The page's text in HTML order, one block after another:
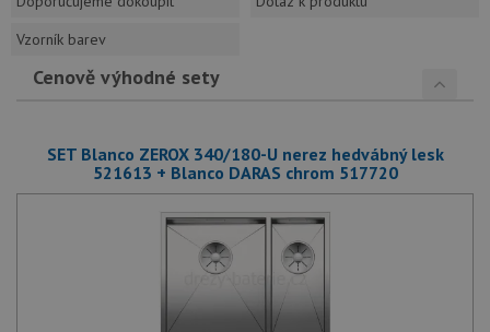
Vzorník barev
Cenově výhodné sety
SET Blanco ZEROX 340/180-U nerez hedvábný lesk
521613 + Blanco DARAS chrom 517720